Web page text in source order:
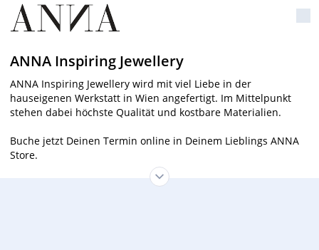
ANNA Inspiring Jewellery
ANNA Inspiring Jewellery wird mit viel Liebe in der
hauseigenen Werkstatt in Wien angefertigt. Im Mittelpunkt
stehen dabei höchste Qualität und kostbare Materialien.
Buche jetzt Deinen Termin online in Deinem Lieblings ANNA
Store.